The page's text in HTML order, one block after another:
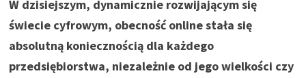
W dzisiejszym, dynamicznie rozwijającym się
świecie cyfrowym, obecność online stała się
absolutną koniecznością dla każdego
przedsiębiorstwa, niezależnie od jego wielkości czy